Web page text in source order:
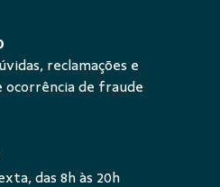
reclamações e
ocorrência de fraude
das 8h às 20h